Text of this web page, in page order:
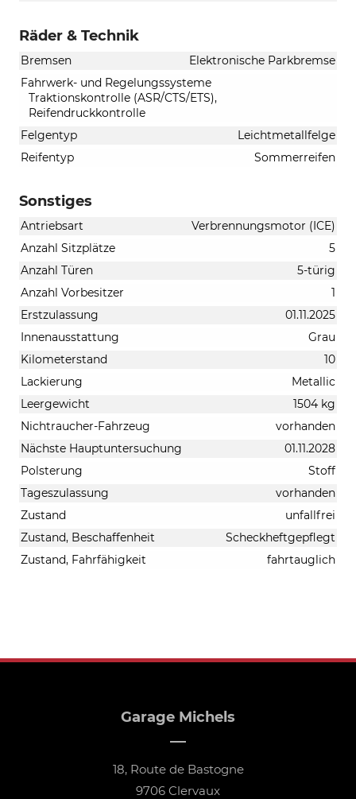
Räder & Technik
Bremsen
Elektronische Parkbremse
Fahrwerk- und Regelungssysteme
Traktionskontrolle (ASR/CTS/ETS),
Reifendruckkontrolle
Felgentyp
Leichtmetallfelge
Reifentyp
Sommerreifen
Sonstiges
Antriebsart
Verbrennungsmotor (ICE)
Anzahl Sitzplätze
5
Anzahl Türen
5-türig
Anzahl Vorbesitzer
1
Erstzulassung
01.11.2025
Innenausstattung
Grau
Kilometerstand
10
Lackierung
Metallic
Leergewicht
1504 kg
Nichtraucher-Fahrzeug
vorhanden
Nächste Hauptuntersuchung
01.11.2028
Polsterung
Stoff
Tageszulassung
vorhanden
Zustand
unfallfrei
Zustand, Beschaffenheit
Scheckheftgepflegt
Zustand, Fahrfähigkeit
fahrtauglich
Garage Michels
18, Route de Bastogne
9706 Clervaux